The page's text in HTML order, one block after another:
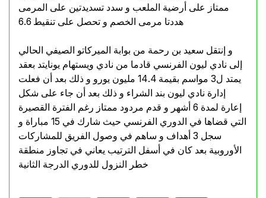
ممتاز على أرضية الملعب و سدد تسديدتين على المرمى
هددتا مرمى الخصم و تحصل على تنقيط 6.6
و إنتقل سعيد بن رحمة من بوابة الميركاتو الصيفي الحالي
إلى نادي ليون الفرنسي قادما من نادي ويستهام يونايتد بعقد
يمتد ل3 مواسم بقيمة 14.4 مليون يورو و ذلك بعد أن فعلت
إدارة نادي ليون بند الشراء و ذلك بعد أن جاء على شكل
إعارة لمدة 6 أشهر و قدم مردود ممتاز رغم الفترة القصيرة
التي قضاها في الدوري الفرنسي حيث شارك في 15 مباراة و
سجل 3 أهداف و ساهم في وصول الفريق للمشاركات
الأوروبية بعد كان في أسفل الترتيب يعاني في تجاوز منطقة
خطر النزول للدوري الدرجة الثانية